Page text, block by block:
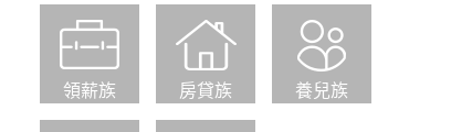
領薪族 房貸族 養兒族